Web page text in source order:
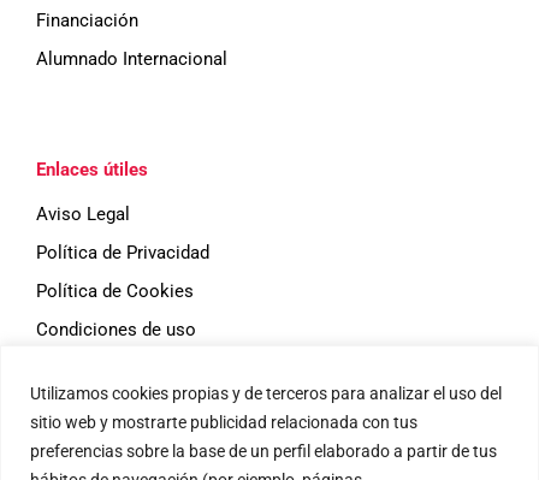
Utilizamos cookies propias y de terceros para analizar el uso del
sitio web y mostrarte publicidad relacionada con tus
preferencias sobre la base de un perfil elaborado a partir de tus
Financiación
Alumnado Internacional
Enlaces útiles
Aviso Legal
Política de Privacidad
Política de Cookies
Condiciones de uso
Eventos